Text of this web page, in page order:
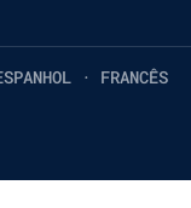
· FRANCÊS